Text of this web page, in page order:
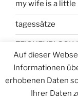
my wife is a little
tagessätze
Auf dieser
Informationen
erhobenen Daten
Ihrer Daten